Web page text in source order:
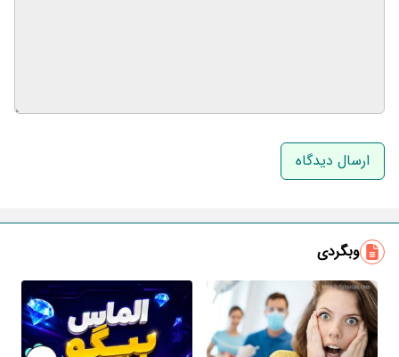
نام و نام خانوادگی
وبگردی